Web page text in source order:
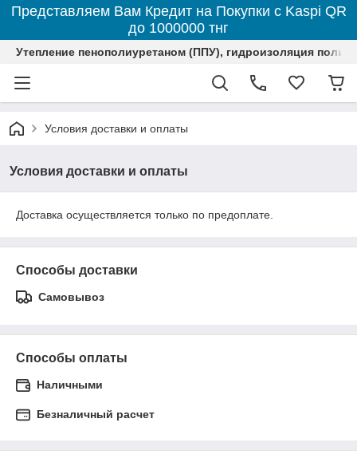
Представляем Вам Кредит на Покупки с Kaspi QR
до 1000000 тнг
Утепление пенополиуретаном (ППУ), гидроизоляция
Условия доставки и оплаты
Условия доставки и оплаты
Доставка осуществляется только по предоплате.
Способы доставки
Самовывоз
Способы оплаты
Наличными
Безналичный расчет